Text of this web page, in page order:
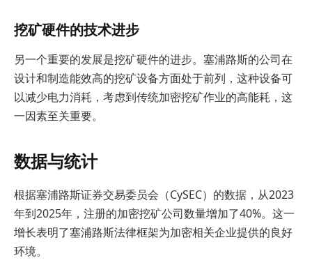
挖矿硬件的技术进步
另一个重要的发展是挖矿硬件的进步。塞浦路斯的公司在
设计和制造能效高的挖矿设备方面处于前列，这种设备可
以减少电力消耗，考虑到传统加密挖矿作业的高能耗，这
一因素至关重要。
数据与统计
根据塞浦路斯证券交易委员会（CySEC）的数据，从2023
年到2025年，注册的加密挖矿公司数量增加了40%。这一
增长表明了塞浦路斯法律框架为加密相关企业提供的良好
环境。